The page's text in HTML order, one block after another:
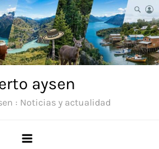
aysen
: Noticias y actualidad